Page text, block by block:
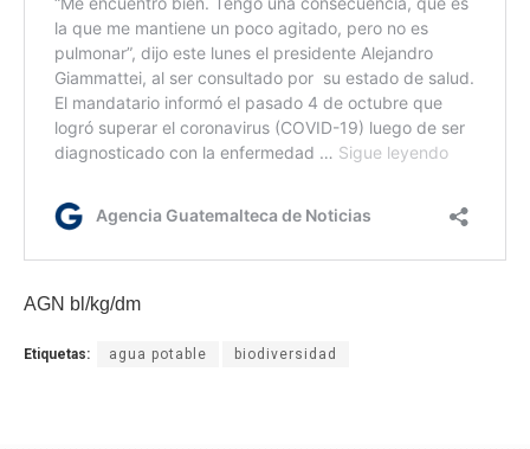
AGN bl/kg/dm
Etiquetas: agua potable biodiversidad